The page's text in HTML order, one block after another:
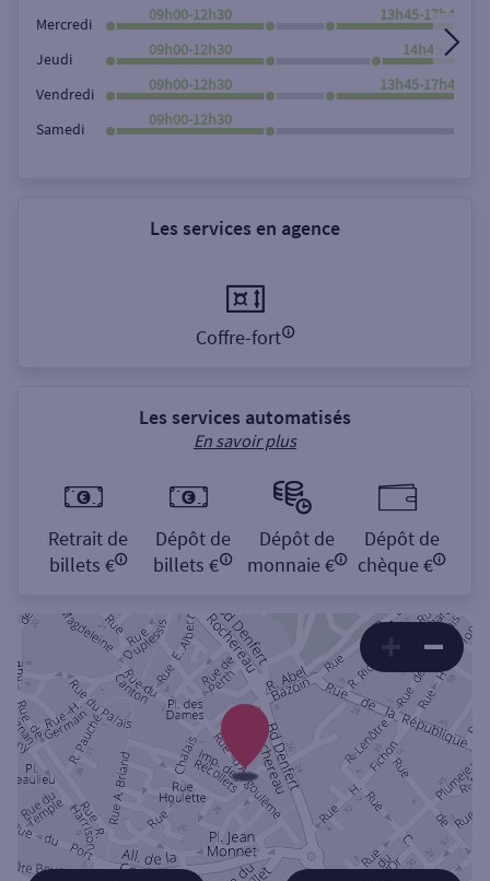
Mercredi
09h00-12h30 13h45-17h45
Jeudi
09h00-12h30 14h45-17h45
Vendredi
09h00-12h30 13h45-17h45
Samedi
09h00-12h30
Les services en agence
Coffre-fort
Les services automatisés
En savoir plus
Retrait de
billets €
Dépôt de
billets €
Dépôt de
monnaie €
Dépôt de
chèque €